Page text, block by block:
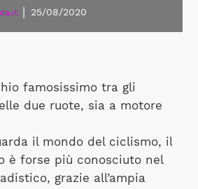
25/08/2020
famosissimo tra gli
due ruote, sia a motore
il mondo del ciclismo, il
è forse più conosciuto nel
grazie all’ampia